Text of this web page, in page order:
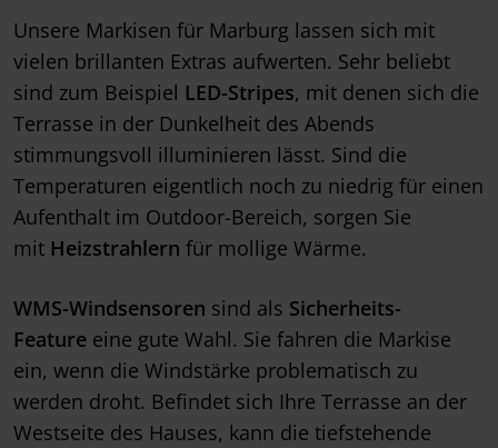
Unsere Markisen für Marburg lassen sich mit
vielen brillanten Extras aufwerten. Sehr beliebt
sind zum Beispiel LED-Stripes, mit denen sich die
Terrasse in der Dunkelheit des Abends
stimmungsvoll illuminieren lässt. Sind die
Temperaturen eigentlich noch zu niedrig für einen
Aufenthalt im Outdoor-Bereich, sorgen Sie
mit Heizstrahlern für mollige Wärme.
WMS-Windsensoren sind als Sicherheits-
Feature eine gute Wahl. Sie fahren die Markise
ein, wenn die Windstärke problematisch zu
werden droht. Befindet sich Ihre Terrasse an der
Westseite des Hauses, kann die tiefstehende